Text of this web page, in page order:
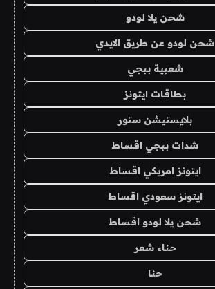
شحن يلا لودو
شحن لودو عن طريق الايدي
شعبية ببجي
بطاقات ايتونز
بلايستيشن ستور
شدات ببجي اقساط
ايتونز امريكي اقساط
ايتونز سعودي اقساط
شحن يلا لودو اقساط
حناء شعر
حنا